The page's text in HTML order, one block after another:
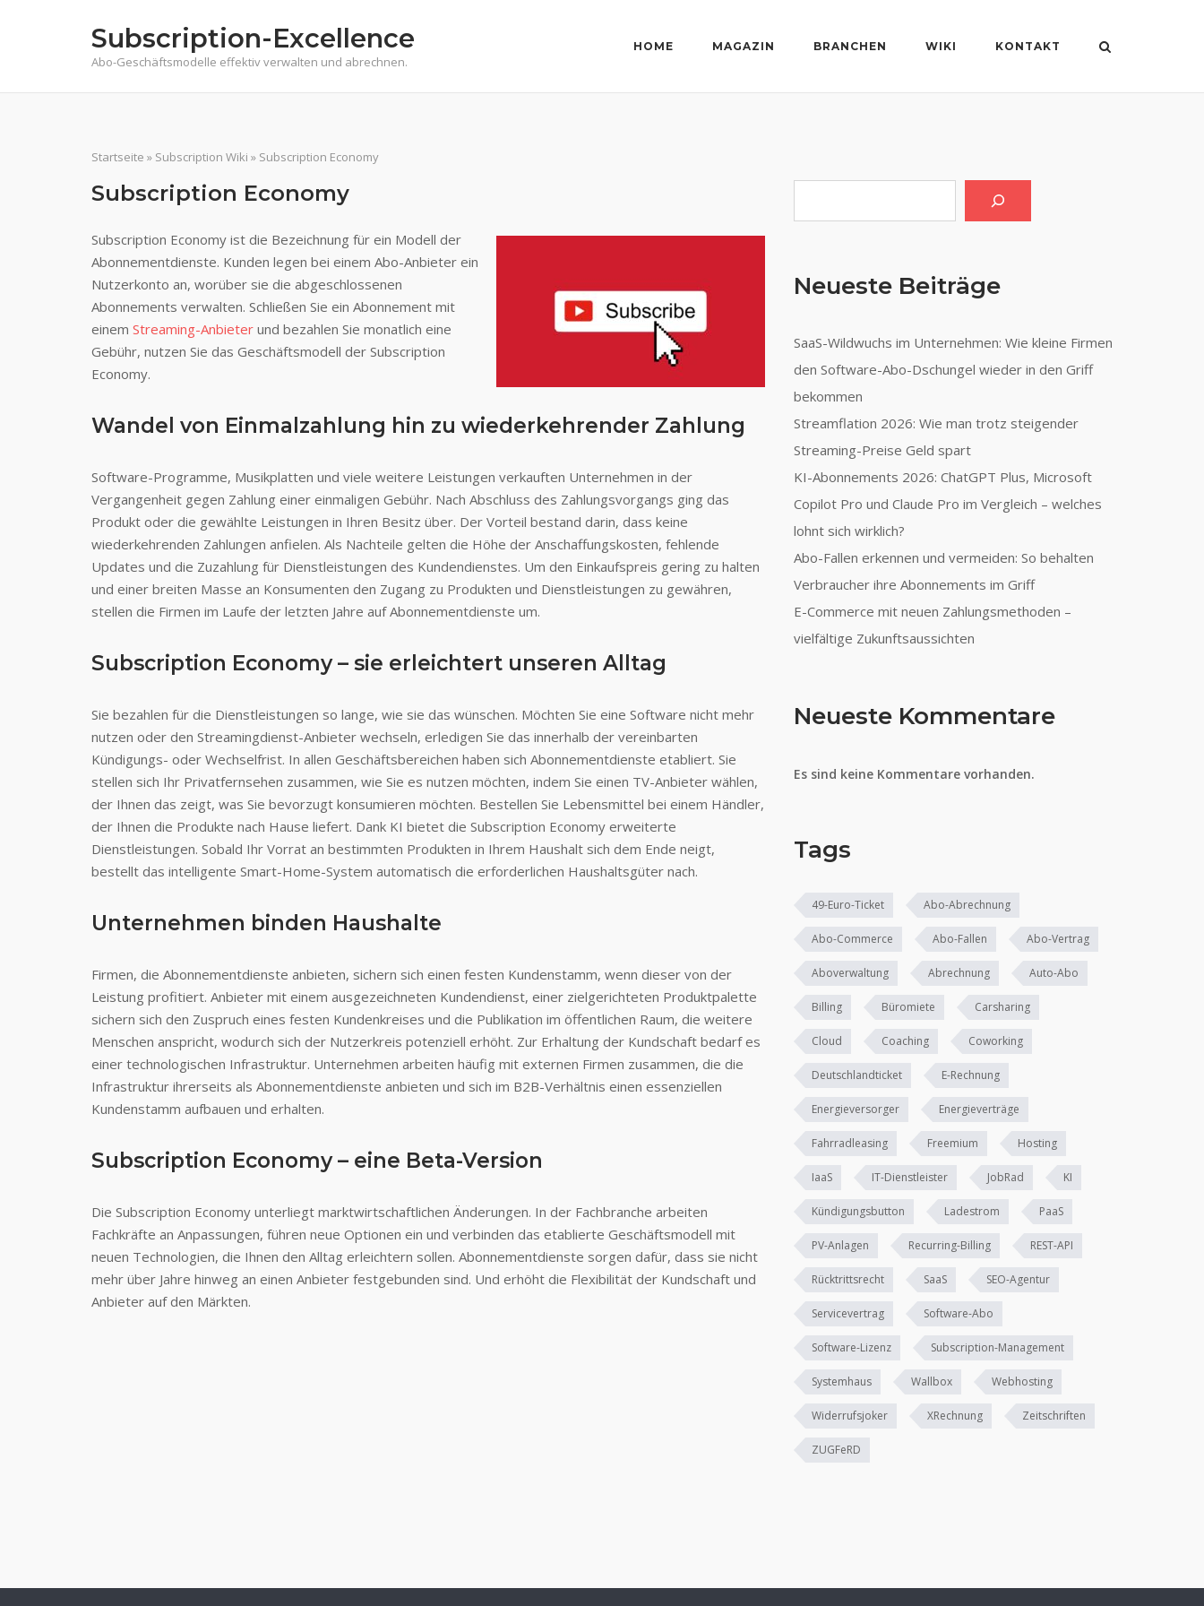
Subscription-Excellence
Abo-Geschäftsmodelle effektiv verwalten und abrechnen.
HOME MAGAZIN BRANCHEN WIKI KONTAKT
Startseite » Subscription Wiki » Subscription Economy
Subscription Economy
Subscription Economy ist die Bezeichnung für ein Modell der
Abonnementdienste. Kunden legen bei einem Abo-Anbieter ein
Nutzerkonto an, worüber sie die abgeschlossenen
Abonnements verwalten. Schließen Sie ein Abonnement mit
einem Streaming-Anbieter und bezahlen Sie monatlich eine
Gebühr, nutzen Sie das Geschäftsmodell der Subscription
Economy.
Wandel von Einmalzahlung hin zu wiederkehrender Zahlung
Software-Programme, Musikplatten und viele weitere Leistungen verkauften Unternehmen in der
Vergangenheit gegen Zahlung einer einmaligen Gebühr. Nach Abschluss des Zahlungsvorgangs ging das
Produkt oder die gewählte Leistungen in Ihren Besitz über. Der Vorteil bestand darin, dass keine
wiederkehrenden Zahlungen anfielen. Als Nachteile gelten die Höhe der Anschaffungskosten, fehlende
Updates und die Zuzahlung für Dienstleistungen des Kundendienstes. Um den Einkaufspreis gering zu halten
und einer breiten Masse an Konsumenten den Zugang zu Produkten und Dienstleistungen zu gewähren,
stellen die Firmen im Laufe der letzten Jahre auf Abonnementdienste um.
Subscription Economy – sie erleichtert unseren Alltag
Sie bezahlen für die Dienstleistungen so lange, wie sie das wünschen. Möchten Sie eine Software nicht mehr
nutzen oder den Streamingdienst-Anbieter wechseln, erledigen Sie das innerhalb der vereinbarten
Kündigungs- oder Wechselfrist. In allen Geschäftsbereichen haben sich Abonnementdienste etabliert. Sie
stellen sich Ihr Privatfernsehen zusammen, wie Sie es nutzen möchten, indem Sie einen TV-Anbieter wählen,
der Ihnen das zeigt, was Sie bevorzugt konsumieren möchten. Bestellen Sie Lebensmittel bei einem Händler,
der Ihnen die Produkte nach Hause liefert. Dank KI bietet die Subscription Economy erweiterte
Dienstleistungen. Sobald Ihr Vorrat an bestimmten Produkten in Ihrem Haushalt sich dem Ende neigt,
bestellt das intelligente Smart-Home-System automatisch die erforderlichen Haushaltsgüter nach.
Unternehmen binden Haushalte
Firmen, die Abonnementdienste anbieten, sichern sich einen festen Kundenstamm, wenn dieser von der
Leistung profitiert. Anbieter mit einem ausgezeichneten Kundendienst, einer zielgerichteten Produktpalette
sichern sich den Zuspruch eines festen Kundenkreises und die Publikation im öffentlichen Raum, die weitere
Menschen anspricht, wodurch sich der Nutzerkreis potenziell erhöht. Zur Erhaltung der Kundschaft bedarf es
einer technologischen Infrastruktur. Unternehmen arbeiten häufig mit externen Firmen zusammen, die die
Infrastruktur ihrerseits als Abonnementdienste anbieten und sich im B2B-Verhältnis einen essenziellen
Kundenstamm aufbauen und erhalten.
Subscription Economy – eine Beta-Version
Die Subscription Economy unterliegt marktwirtschaftlichen Änderungen. In der Fachbranche arbeiten
Fachkräfte an Anpassungen, führen neue Optionen ein und verbinden das etablierte Geschäftsmodell mit
neuen Technologien, die Ihnen den Alltag erleichtern sollen. Abonnementdienste sorgen dafür, dass sie nicht
mehr über Jahre hinweg an einen Anbieter festgebunden sind. Und erhöht die Flexibilität der Kundschaft und
Anbieter auf den Märkten.
Neueste Beiträge
SaaS-Wildwuchs im Unternehmen: Wie kleine Firmen
den Software-Abo-Dschungel wieder in den Griff
bekommen
Streamflation 2026: Wie man trotz steigender
Streaming-Preise Geld spart
KI-Abonnements 2026: ChatGPT Plus, Microsoft
Copilot Pro und Claude Pro im Vergleich – welches
lohnt sich wirklich?
Abo-Fallen erkennen und vermeiden: So behalten
Verbraucher ihre Abonnements im Griff
E-Commerce mit neuen Zahlungsmethoden –
vielfältige Zukunftsaussichten
Neueste Kommentare
Es sind keine Kommentare vorhanden.
Tags
49-Euro-Ticket Abo-Abrechnung
Abo-Commerce Abo-Fallen Abo-Vertrag
Aboverwaltung Abrechnung Auto-Abo
Billing Büromiete Carsharing
Cloud Coaching Coworking
Deutschlandticket E-Rechnung
Energieversorger Energieverträge
Fahrradleasing Freemium Hosting
IaaS IT-Dienstleister JobRad KI
Kündigungsbutton Ladestrom PaaS
PV-Anlagen Recurring-Billing REST-API
Rücktrittsrecht SaaS SEO-Agentur
Servicevertrag Software-Abo
Software-Lizenz Subscription-Management
Systemhaus Wallbox Webhosting
Widerrufsjoker XRechnung Zeitschriften
ZUGFeRD